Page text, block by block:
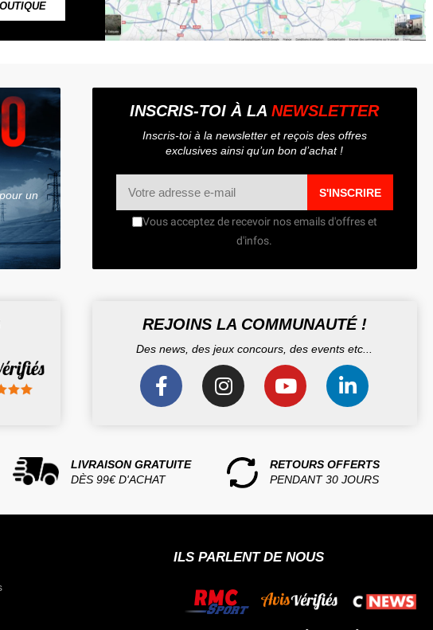
un
INSCRIS-TOI À LANEWSLETTER
Inscris-toi à la newsletter et reçois des offres
exclusives ainsi qu’un bon d’achat !
S'INSCRIRE
Vous acceptez de recevoir nos emails d'offres et
d'infos.
REJOINS LA COMMUNAUTÉ !
Des news, des jeux concours, des events etc...
LIVRAISON GRATUITE
DÈS 99€ D'ACHAT
RETOURS OFFERTS
PENDANT 30 JOURS
ILS PARLENT DE NOUS